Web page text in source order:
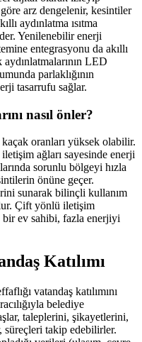
arz dengelenir, kesintiler
aydınlatma ısıtma
Yenilenebilir enerji
entegrasyonu da akıllı
LED
parlaklığının
tasarrufu sağlar.
nasıl önler?
oranları yüksek olabilir.
ağları sayesinde enerji
sorunlu bölgeyi hızla
önüne geçer.
sunarak bilinçli kullanım
Çift yönlü iletişim
bir ev sahibi, fazla enerjiyi
Katılımı
vatandaş katılımını
belediye
taleplerini, şikayetlerini,
takip edebilirler.